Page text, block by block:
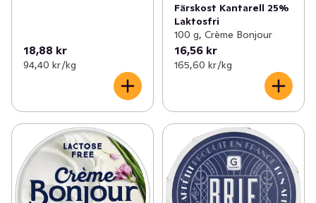
18,88 kr
94,40 kr /kg
Färskost Kantarell 25%
Laktosfri
100 g, Crème Bonjour
16,56 kr
165,60 kr /kg